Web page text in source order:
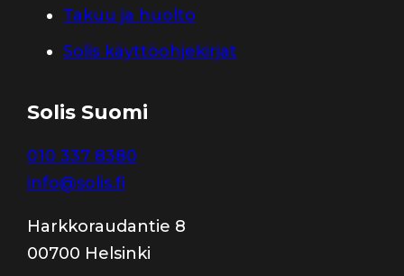
Takuu ja huolto
Solis käyttöohjekirjat
Solis Suomi
010 337 8380
info@solis.fi
Harkkoraudantie 8
00700 Helsinki